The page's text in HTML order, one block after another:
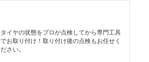
タイヤの状態をプロが点検してから専門工具
でお取り付け！取り付け後の点検もお任せく
ださい。